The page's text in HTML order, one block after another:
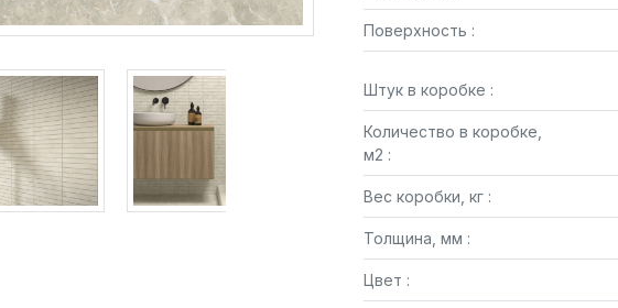
Поверхность :
Штук в коробке :
Количество в коробке,
м2 :
Вес коробки, кг :
Толщина, мм :
Цвет :